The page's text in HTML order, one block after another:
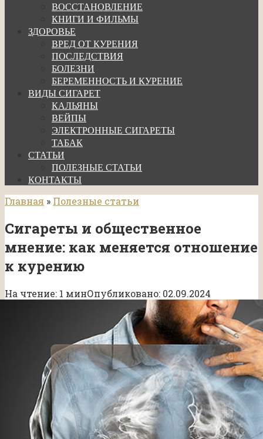
ВОССТАНОВЛЕНИЕ
КНИГИ И ФИЛЬМЫ
ЗДОРОВЬЕ
ВРЕД ОТ КУРЕНИЯ
ПОСЛЕДСТВИЯ
БОЛЕЗНИ
БЕРЕМЕННОСТЬ И КУРЕНИЕ
ВИДЫ СИГАРЕТ
КАЛЬЯНЫ
ВЕЙПЫ
ЭЛЕКТРОННЫЕ СИГАРЕТЫ
ТАБАК
СТАТЬИ
ПОЛЕЗНЫЕ СТАТЬИ
КОНТАКТЫ
Главная » Полезные статьи
Сигареты и общественное
мнение: как меняется отношение
к курению
На чтение: 1 минОпубликовано: 02.09.2024